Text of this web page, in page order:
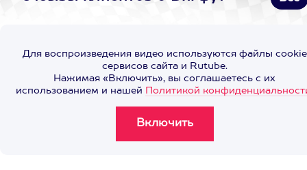
Для воспроизведения видео используются файлы cookie
сервисов сайта и Rutube.
Нажимая «Включить», вы соглашаетесь с их
использованием и нашей Политикой